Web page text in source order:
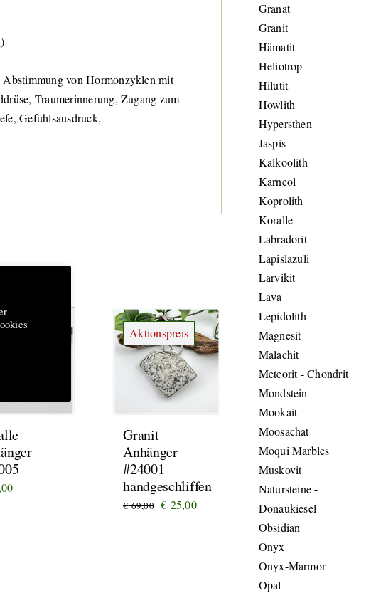
Abstimmung von Hormonzyklen mit
Traumerinnerung, Zugang zum
Gefühlsausdruck,
Aktionspreis
Granit
Anhänger
#24001
handgeschliffen
€69,00 Ursprünglicher
€ 25,00Aktueller
Granat
Granit
Hämatit
Heliotrop
Hilutit
Howlith
Hypersthen
Jaspis
Kalkoolith
Karneol
Koprolith
Koralle
Labradorit
Lapislazuli
Larvikit
Lava
Lepidolith
Magnesit
Malachit
Meteorit - Chondrit
Mondstein
Mookait
Moosachat
Moqui Marbles
Muskovit
Natursteine -
Donaukiesel
Obsidian
Onyx
Onyx-Marmor
Opal